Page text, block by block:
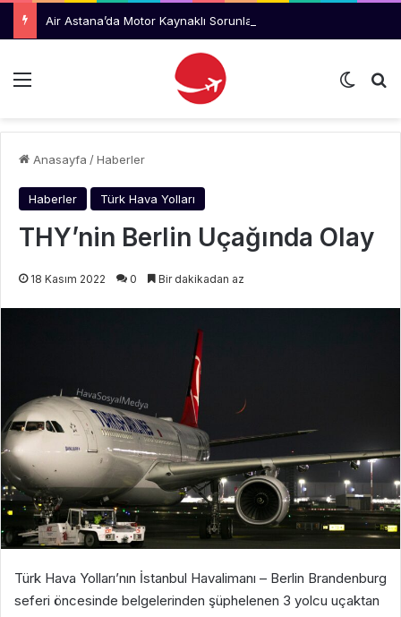
Menü Dış
Anasayfa /Haberler
Haberler Türk Hava Yolları
THY’nin Berlin Uçağında Olay
18 Kasım 2022 0 Bir dakikadan az
Türk Hava Yolları’nın İstanbul Havalimanı – Berlin Brandenburg
seferi öncesinde belgelerinden şüphelenen 3 yolcu uçaktan